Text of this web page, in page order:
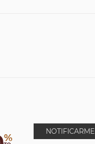
%
NOTIFICARME